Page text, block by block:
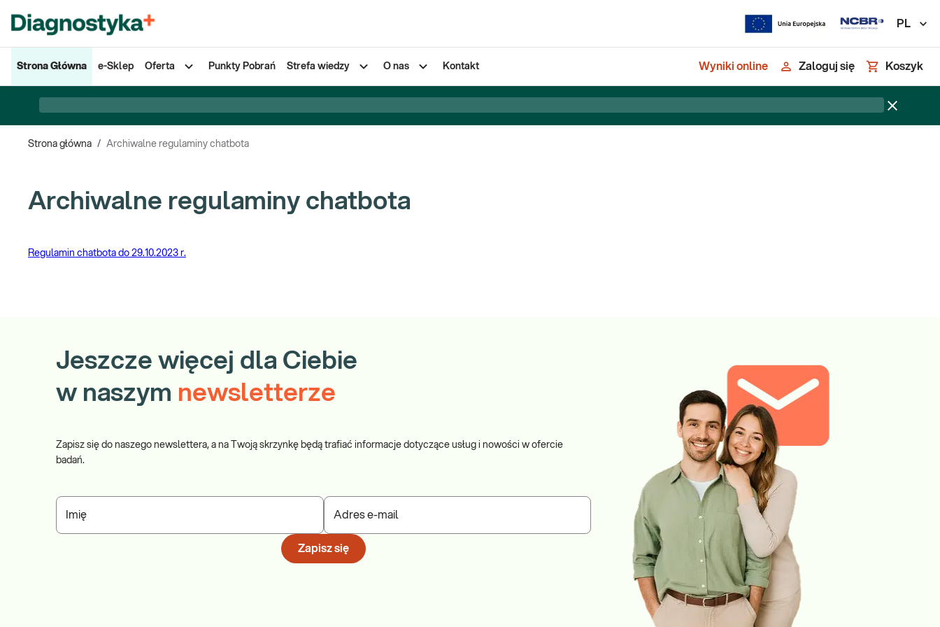
PL
Strona Główna e-Sklep Oferta Punkty Pobrań Strefa wiedzy O nas Kontakt Wyniki online Zaloguj się Koszyk
Strona główna / Archiwalne regulaminy chatbota
Archiwalne regulaminy chatbota
Regulamin chatbota do 29.10.2023 r.
Jeszcze więcej dla Ciebie
w naszym newsletterze
Zapisz się do naszego newslettera, a na Twoją skrzynkę będą trafiać informacje dotyczące usług i nowości w ofercie
badań.
Imię Adres e-mail
Zapisz się